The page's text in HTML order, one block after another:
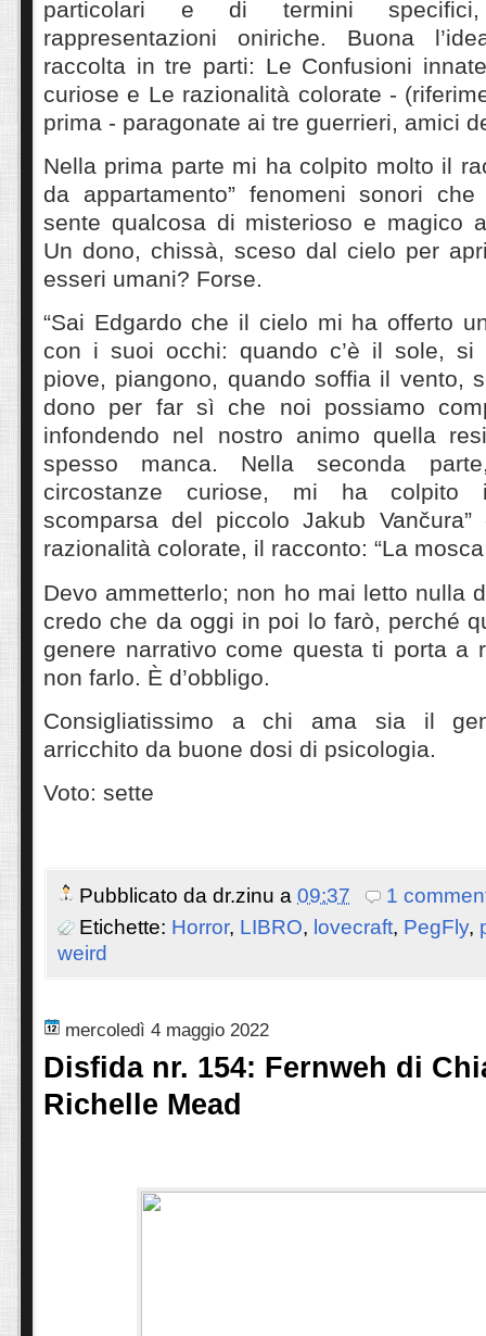
particolari e di termini
rappresentazioni oniriche. Buona
raccolta in tre parti: Le Confusioni
curiose e Le razionalità colorate -
prima - paragonate ai tre guerrieri, amici
Nella prima parte mi ha colpito molto il
da appartamento” fenomeni sonori
sente qualcosa di misterioso e magico
Un dono, chissà, sceso dal cielo per
esseri umani? Forse.
“Sai Edgardo che il cielo mi ha offerto
con i suoi occhi: quando c’è il sole, si
piove, piangono, quando soffia il vento,
dono per far sì che noi possiamo
infondendo nel nostro animo quella
spesso manca. Nella seconda
circostanze curiose, mi ha colpito
scomparsa del piccolo Jakub
razionalità colorate, il racconto: “La
Devo ammetterlo; non ho mai letto nulla
credo che da oggi in poi lo farò, perché
genere narrativo come questa ti porta a
non farlo. È d’obbligo.
Consigliatissimo a chi ama sia il
arricchito da buone dosi di psicologia.
Voto: sette
Pubblicato da dr.zinu a 09:37
1
Etichette: Horror, LIBRO, lovecraft, PegFly,
weird
mercoledì 4 maggio 2022
Disfida nr. 154: Fernweh di
Richelle Mead